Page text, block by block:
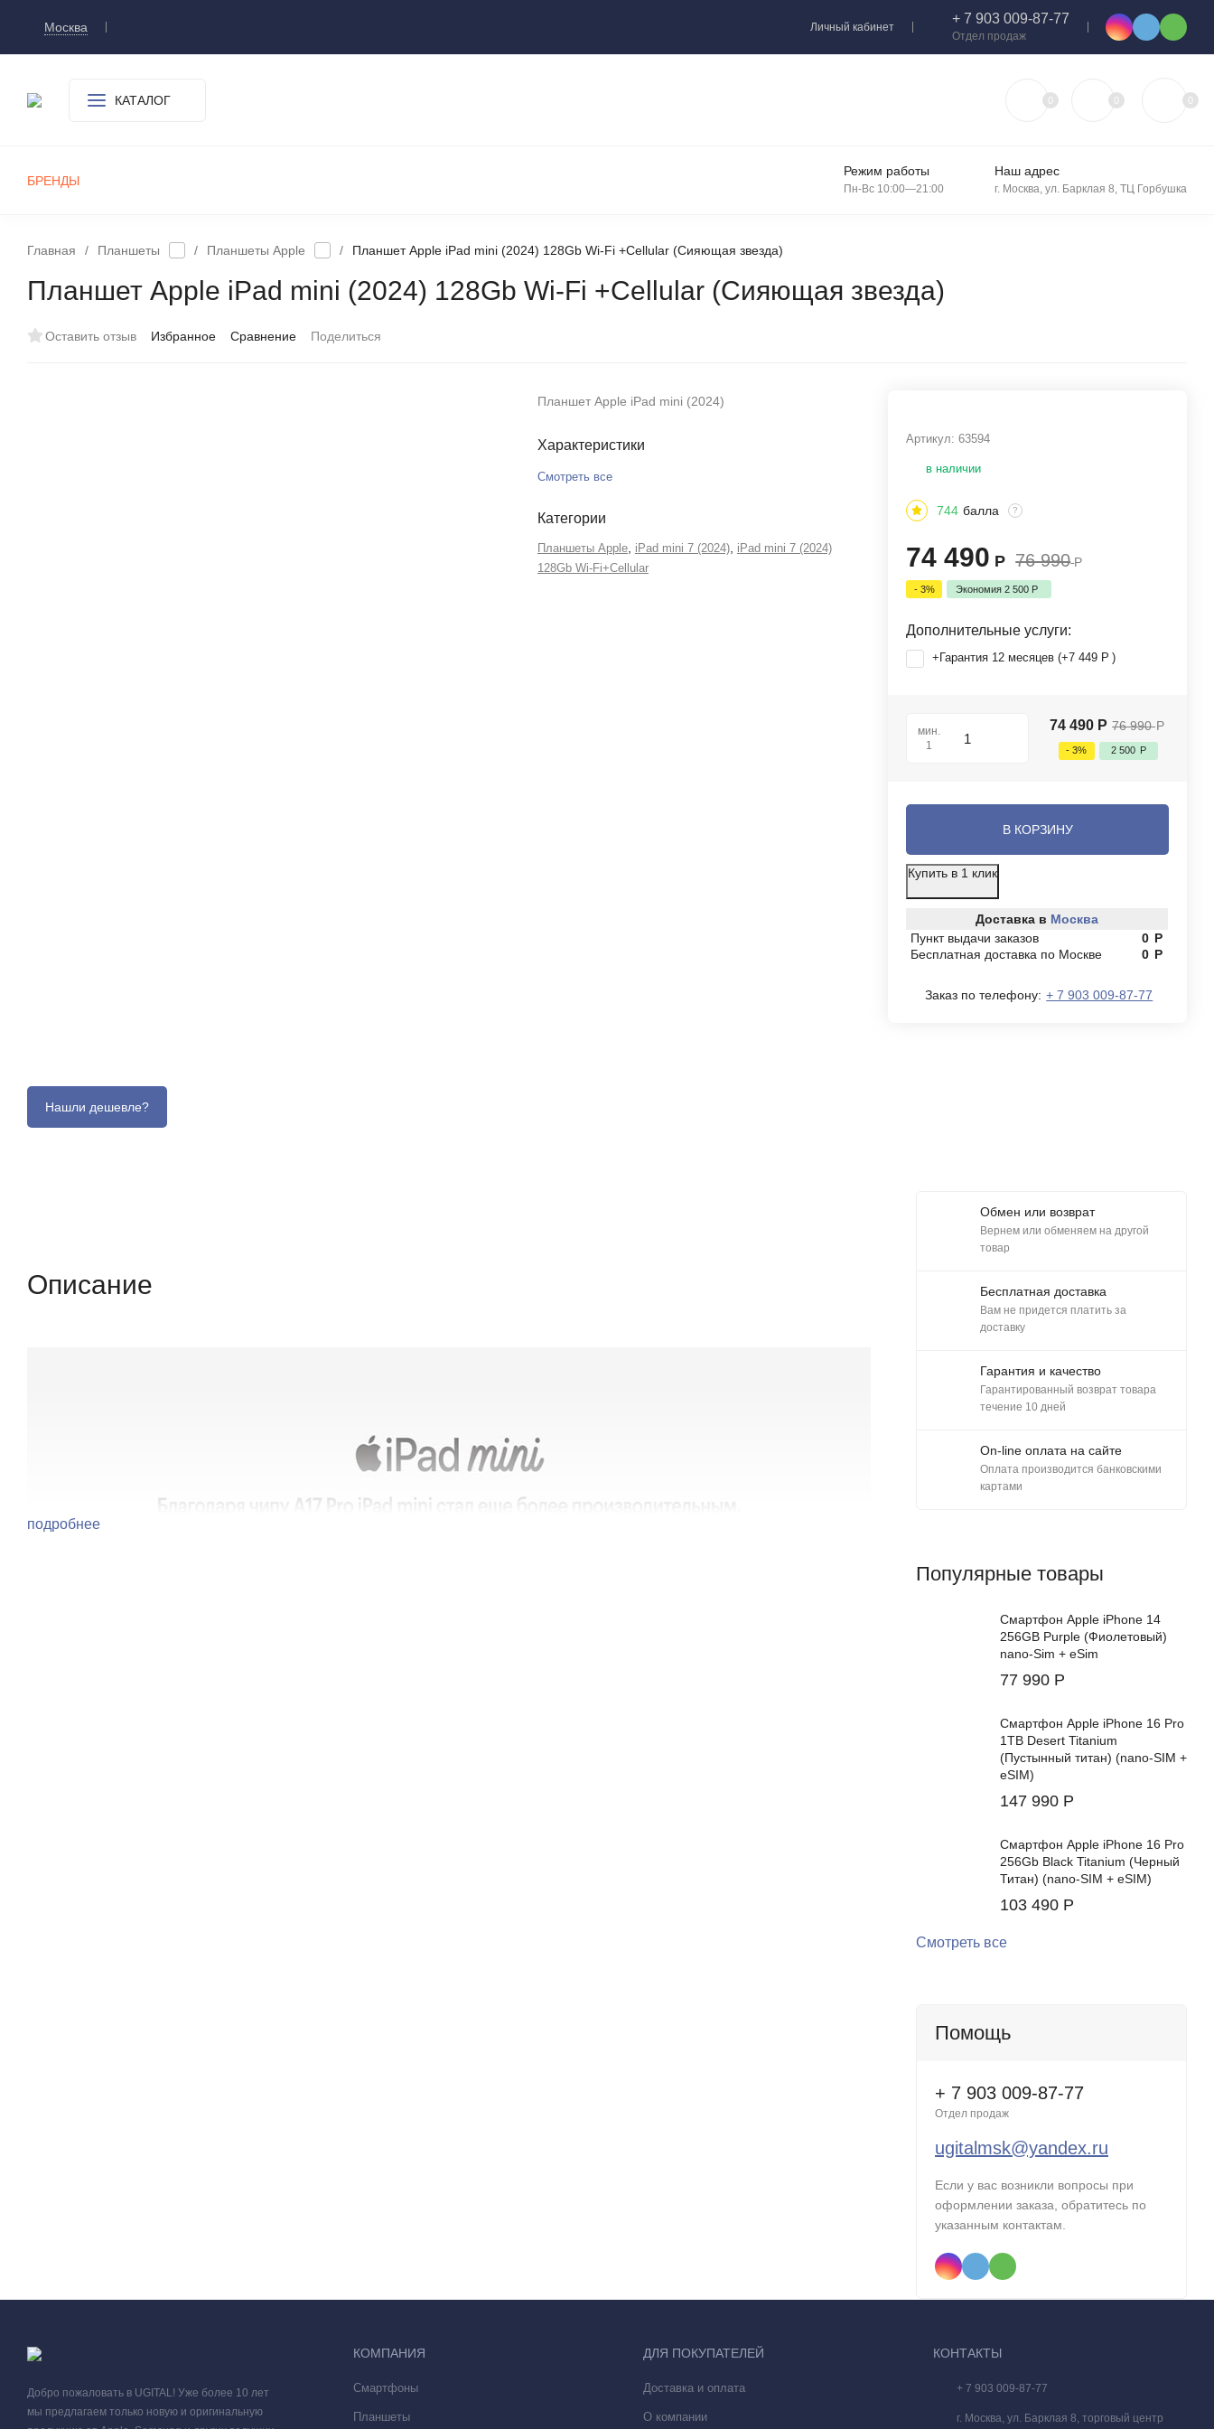
Москва Личный кабинет
+ 7 903 009-87-77
Отдел продаж
КАТАЛОГ 0 0 0
БРЕНДЫ
Режим работы
Пн-Вс 10:00—21:00
Наш адрес
г. Москва, ул. Барклая 8, ТЦ Горбушка
Главная / Планшеты / Планшеты Apple / Планшет Apple iPad mini (2024) 128Gb Wi-Fi +Сellular (Сияющая звезда)
Планшет Apple iPad mini (2024) 128Gb Wi-Fi +Сellular (Сияющая звезда)
Оставить отзыв Избранное Сравнение Поделиться
Планшет Apple iPad mini (2024)
Характеристики
Смотреть все
Категории
Планшеты Apple, iPad mini 7 (2024), iPad mini 7 (2024)
128Gb Wi-Fi+Сellular
Артикул:63594
в наличии
744 балла ?
74 490 Р 76 990 Р
- 3% Экономия2 500 Р
Дополнительные услуги:
+Гарантия 12 месяцев (+7 449 Р )
мин.
1
74 490 Р 76 990 Р
- 3% 2 500 Р
В КОРЗИНУ
Купить в 1 клик
Доставка в Москва
Пункт выдачи заказов
0 Р
Бесплатная доставка по Москве
0 Р
Заказ по телефону: + 7 903 009-87-77
Описание
подробнее
Обмен или возврат
Вернем или обменяем на другой
товар
Бесплатная доставка
Вам не придется платить за
доставку
Гарантия и качество
Гарантированный возврат товара
течение 10 дней
On-line оплата на сайте
Оплата производится банковскими
картами
Популярные товары
Смартфон Apple iPhone 14
256GB Purple (Фиолетовый)
nano-Sim + eSim
77 990 Р
Смартфон Apple iPhone 16 Pro
1TB Desert Titanium
(Пустынный титан) (nano-SIM +
eSIM)
147 990 Р
Смартфон Apple iPhone 16 Pro
256Gb Black Titanium (Черный
Титан) (nano-SIM + eSIM)
103 490 Р
Смотреть все
Помощь
+ 7 903 009-87-77
Отдел продаж
ugitalmsk@yandex.ru
Если у вас возникли вопросы при
оформлении заказа, обратитесь по
указанным контактам.
Добро пожаловать в UGITAL! Уже более 10 лет
мы предлагаем только новую и оригинальную
КОМПАНИЯ
Смартфоны
Планшеты
ДЛЯ ПОКУПАТЕЛЕЙ
Доставка и оплата
О компании
КОНТАКТЫ
+ 7 903 009-87-77
г. Москва, ул. Барклая 8, торговый центр